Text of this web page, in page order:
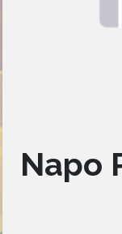
Napo